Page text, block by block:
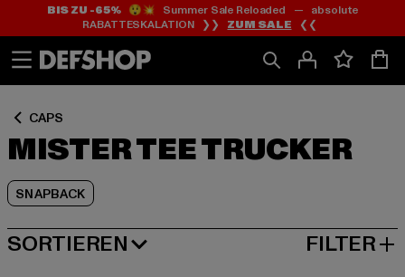
Zum
Inhalt
springen
Zum
Fußzeile
springen
BIS ZU -65%😲💥 Summer Sale Reloaded — absolute
RABATTESKALATION ❯❯ ZUM SALE ❮❮
CAPS
MISTER TEE TRUCKER
SNAPBACK
Zum
Produktraster
springen
SORTIEREN
BELIEBTESTE FILTER